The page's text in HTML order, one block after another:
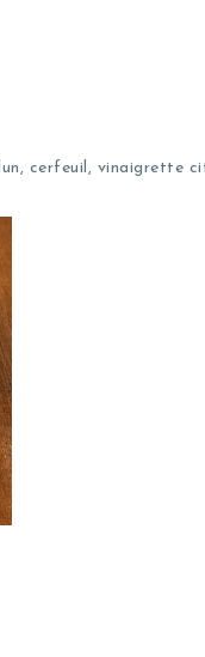
cerfeuil, vinaigrette